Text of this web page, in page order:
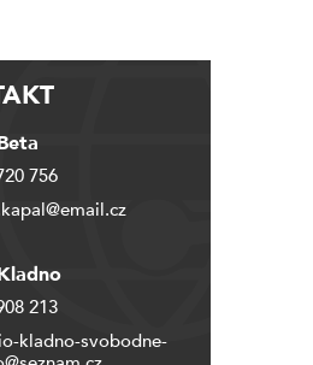
756
213
kladno-svobodne-